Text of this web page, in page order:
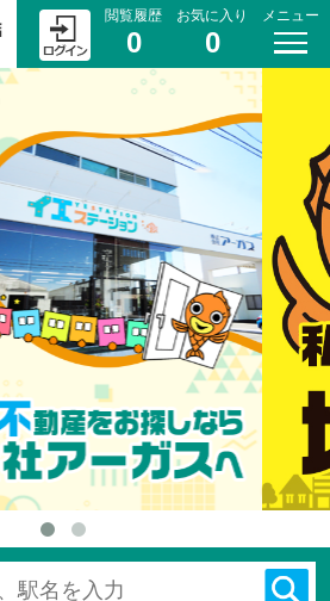
閲覧履歴
0
お気に入り
0
メニュー